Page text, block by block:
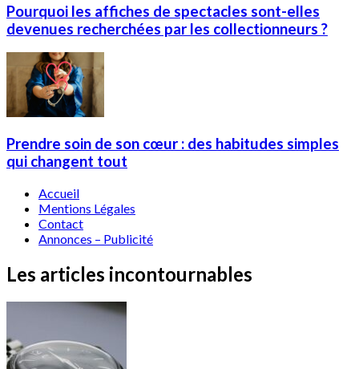
Pourquoi les affiches de spectacles sont-elles
devenues recherchées par les collectionneurs ?
Prendre soin de son cœur : des habitudes simples
qui changent tout
Accueil
Mentions Légales
Contact
Annonces – Publicité
Les articles incontournables